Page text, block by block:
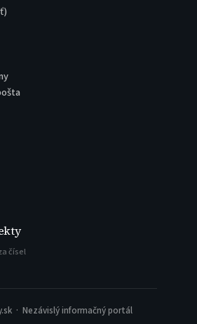
čísel
· Nezávislý informačný portál